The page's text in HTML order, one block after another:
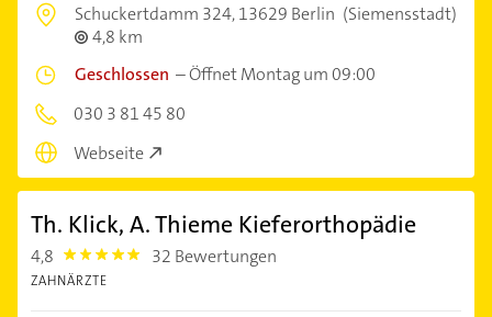
Schuckertdamm 324,13629 Berlin (Siemensstadt)
4,8 km
Geschlossen –Öffnet Montag um 09:00
030 3 81 45 80
Webseite
Th. Klick, A. Thieme Kieferorthopädie
4,8 4.8 32 Bewertungen
ZAHNÄRZTE